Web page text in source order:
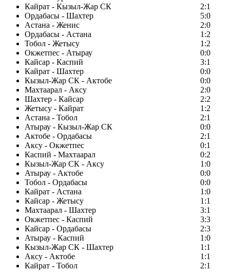
Кайрат - Кызыл-Жар СК
2:1
Ордабасы - Шахтер
5:0
Астана - Женис
2:0
Ордабасы - Астана
1:2
Тобол - Жетысу
1:2
Окжетпес - Атырау
0:0
Кайсар - Каспий
3:1
Кайрат - Шахтер
0:0
Кызыл-Жар СК - Актобе
0:0
Махтаарал - Аксу
2:0
Шахтер - Кайсар
2:2
Жетысу - Кайрат
1:2
Астана - Тобол
2:1
Атырау - Кызыл-Жар СК
0:0
Актобе - Ордабасы
2:1
Аксу - Окжетпес
0:1
Каспий - Махтаарал
0:2
Кызыл-Жар СК - Аксу
1:0
Атырау - Актобе
0:0
Тобол - Ордабасы
0:0
Кайрат - Астана
1:0
Кайсар - Жетысу
1:1
Махтаарал - Шахтер
3:1
Окжетпес - Каспий
3:3
Кайсар - Ордабасы
2:3
Атырау - Каспий
1:0
Кызыл-Жар СК - Шахтер
1:1
Аксу - Актобе
1:1
Кайрат - Тобол
2:1